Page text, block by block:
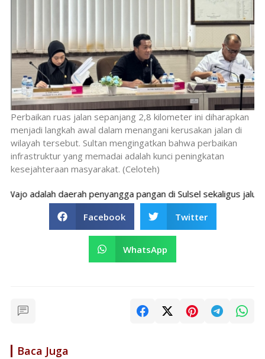
Perbaikan ruas jalan sepanjang 2,8 kilometer ini diharapkan
menjadi langkah awal dalam menangani kerusakan jalan di
wilayah tersebut. Sultan mengingatkan bahwa perbaikan
infrastruktur yang memadai adalah kunci peningkatan
kesejahteraan masyarakat. (Celoteh)
adalah daerah penyangga pangan di Sulsel sekaligus jalur
Facebook
Twitter
WhatsApp
Baca Juga